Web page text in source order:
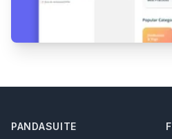
PANDASUITE